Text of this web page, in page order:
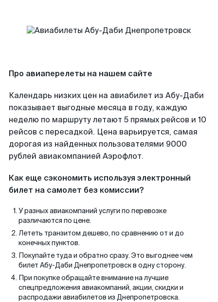
Про авиаперелеты на нашем сайте
Календарь низких цен на авиабилет из Абу-Даби
показывает выгодные месяца в году, каждую
неделю по маршруту летают 5 прямых рейсов и 10
рейсов с пересадкой. Цена варьируется, самая
дорогая из найденных пользователями 9000
рублей авиакомпанией Аэрофлот.
Как еще сэкономить используя электронный
билет на самолет без комиссии?
У разных авиакомпаний услуги по перевозке
различаются по цене.
Лететь транзитом дешево, по сравнению от и до
конечных пунктов.
Покупайте туда и обратно сразу. Это выгоднее чем
билет Абу-Даби Днепропетровск в одну сторону.
При покупке обращайте внимание на лучшие
спецпредложения авиакомпаний, акции, скидки и
распродажи авиабилетов из Днепропетровска.